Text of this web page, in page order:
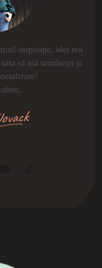
inspirație, idei noi
să mă urmărești și